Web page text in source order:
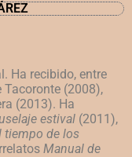
Ha recibido, entre
Tacoronte (2008),
(2013). Ha
estival (2011),
tiempo de los
Manual de